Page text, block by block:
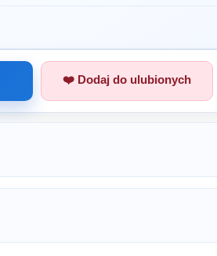
❤️ Dodaj do ulubionych